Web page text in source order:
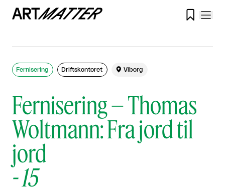

Fernisering – Thomas
Woltmann: Fra jord til
jord
-15
Fernisering Driftskontoret  Viborg